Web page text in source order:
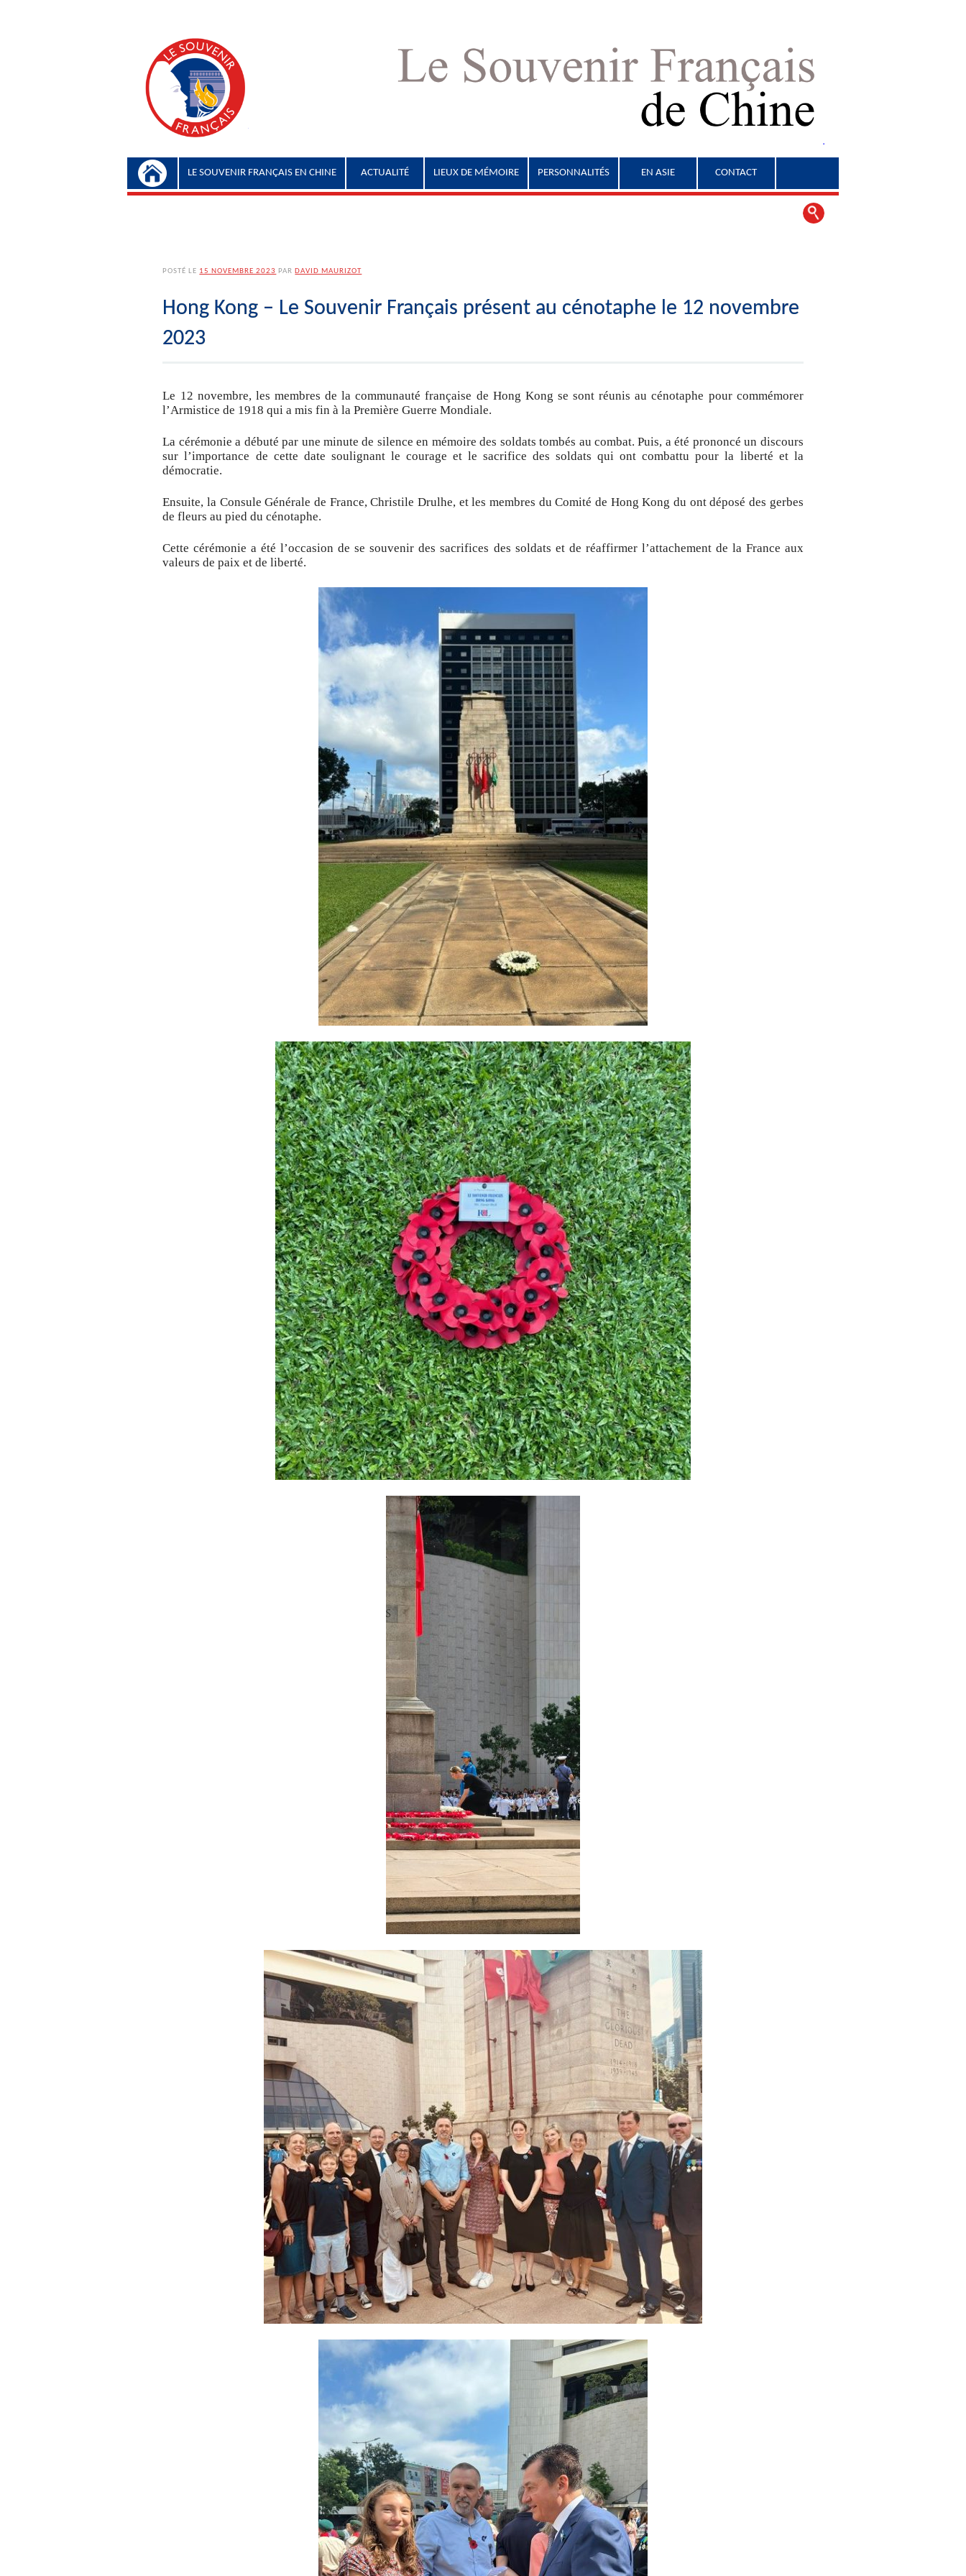
Menu principal
Aller au contenu
LE SOUVENIR FRANÇAIS EN CHINE ACTUALITÉ LIEUX DE MÉMOIRE PERSONNALITÉS EN ASIE CONTACT
POSTÉ LE 15 NOVEMBRE 2023 PAR DAVID MAURIZOT
Hong Kong – Le Souvenir Français présent au cénotaphe le 12 novembre
2023
Le 12 novembre, les membres de la communauté française de Hong Kong se sont réunis au cénotaphe pour commémorer
l’Armistice de 1918 qui a mis fin à la Première Guerre Mondiale.
La cérémonie a débuté par une minute de silence en mémoire des soldats tombés au combat. Puis, a été prononcé un discours
sur l’importance de cette date soulignant le courage et le sacrifice des soldats qui ont combattu pour la liberté et la
démocratie.
Ensuite, la Consule Générale de France, Christile Drulhe, et les membres du Comité de Hong Kong du ont déposé des gerbes
de fleurs au pied du cénotaphe.
Cette cérémonie a été l’occasion de se souvenir des sacrifices des soldats et de réaffirmer l’attachement de la France aux
valeurs de paix et de liberté.